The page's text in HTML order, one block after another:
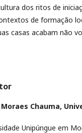
dos ritos de
de formação
casas acabam não
Chauma,
Unipúngue em